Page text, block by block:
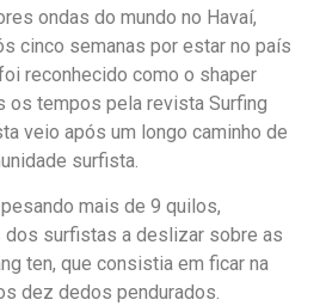
ondas do mundo no Havaí,
cinco semanas por estar no país
reconhecido como o shaper
os tempos pela revista Surfing
veio após um longo caminho de
surfista.
mais de 9 quilos,
dos surfistas a deslizar sobre as
ten, que consistia em ficar na
dez dedos pendurados.